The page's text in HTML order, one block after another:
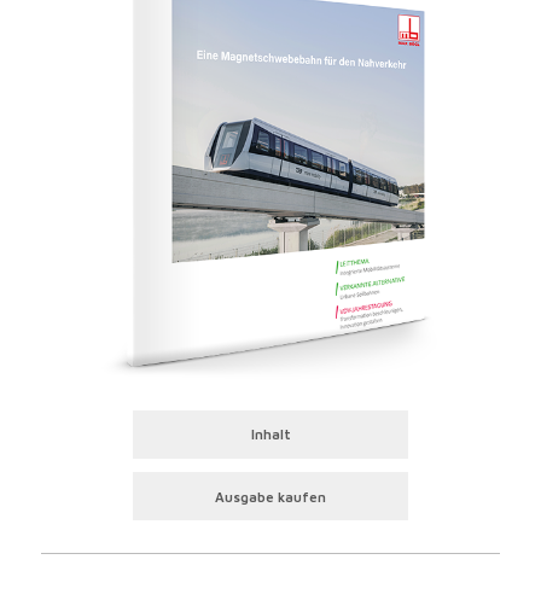
Inhalt
Ausgabe kaufen